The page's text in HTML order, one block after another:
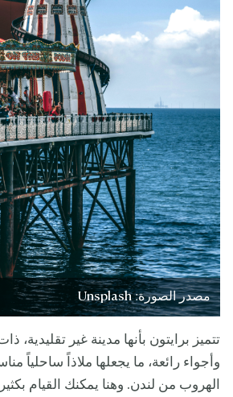
مصدر الصورة: Unsplash
تتميز برايتون بأنها مدينة غير تقليدية،
وأجواء رائعة، ما يجعلها ملاذاً ساحلياً
الهروب من لندن. وهنا يمكنك القيام